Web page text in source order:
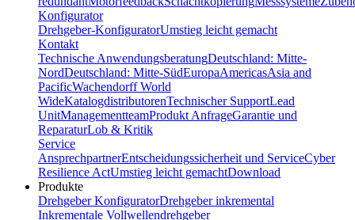
Konfigurator
Drehgeber-KonfiguratorUmstieg leicht gemacht
Kontakt
Technische AnwendungsberatungDeutschland: Mitte-
NordDeutschland: Mitte-SüdEuropaAmericasAsia and
PacificWachendorff World
WideKatalogdistributorenTechnischer SupportLead
UnitManagementteamProdukt AnfrageGarantie und
ReparaturLob & Kritik
Service
AnsprechpartnerEntscheidungssicherheit und ServiceCyber
Resilience ActUmstieg leicht gemachtDownload
Produkte
Drehgeber KonfiguratorDrehgeber inkremental
Inkrementale Vollwellendrehgeber